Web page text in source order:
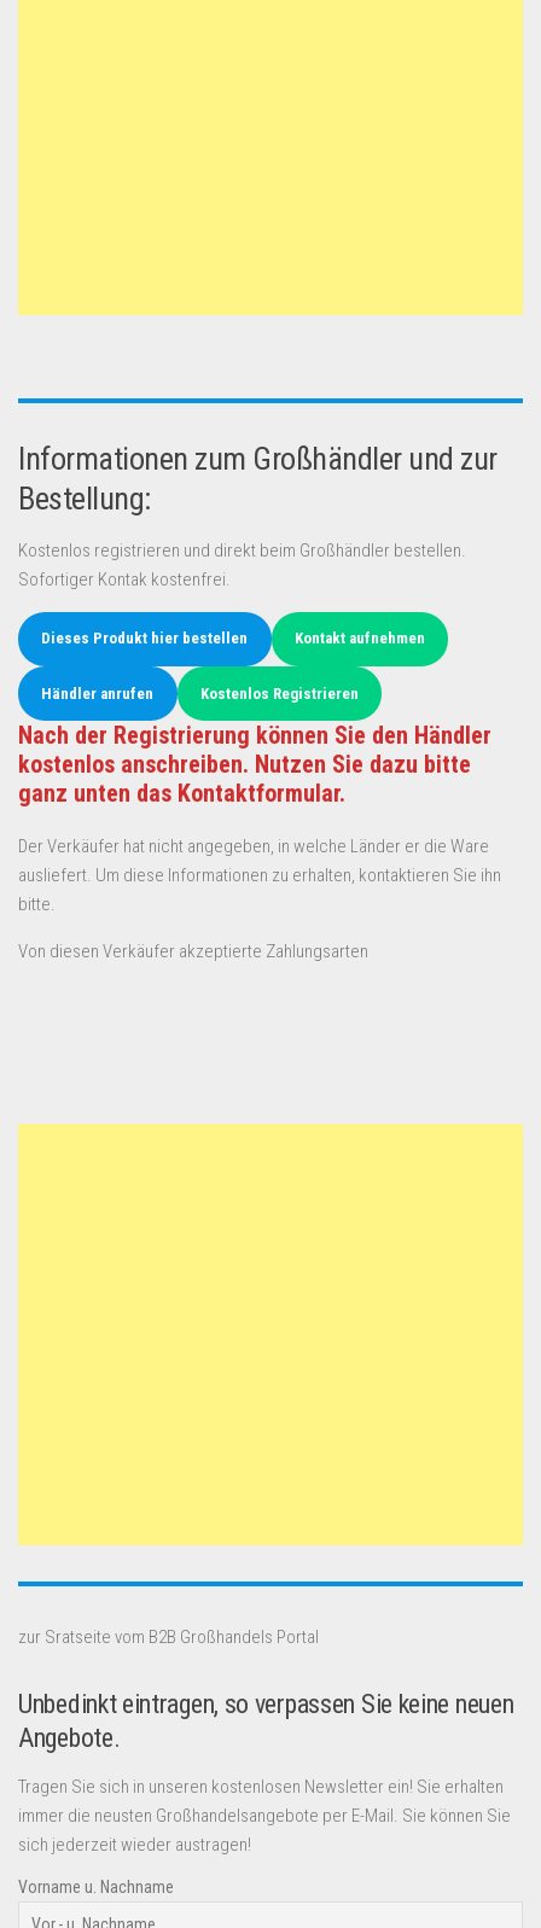
Informationen zum Großhändler und zur
Bestellung:
Kostenlos registrieren und direkt beim Großhändler bestellen.
Sofortiger Kontak kostenfrei.
Dieses Produkt hier bestellen Kontakt aufnehmen
Händler anrufen Kostenlos Registrieren
Nach der Registrierung können Sie den Händler
kostenlos anschreiben. Nutzen Sie dazu bitte
ganz unten das Kontaktformular.
Der Verkäufer hat nicht angegeben, in welche Länder er die Ware
ausliefert. Um diese Informationen zu erhalten, kontaktieren Sie ihn
bitte.
Von diesen Verkäufer akzeptierte Zahlungsarten
zur Sratseite vom B2B Großhandels Portal
Unbedinkt eintragen, so verpassen Sie keine neuen
Angebote.
Tragen Sie sich in unseren kostenlosen Newsletter ein! Sie erhalten
immer die neusten Großhandelsangebote per E-Mail. Sie können Sie
sich jederzeit wieder austragen!
Vorname u. Nachname